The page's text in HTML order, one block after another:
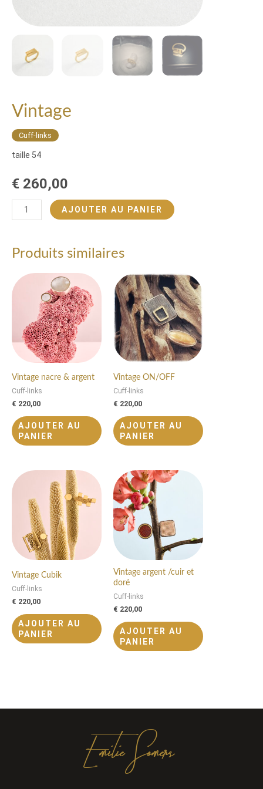
Vintage
Cuff-links
taille 54
€ 260,00
AJOUTER AU PANIER
Produits similaires
Vintage nacre & argent
Cuff-links
€ 220,00
AJOUTER AU
PANIER
Vintage ON/OFF
Cuff-links
€ 220,00
AJOUTER AU
PANIER
Vintage Cubik
Cuff-links
€ 220,00
AJOUTER AU
PANIER
Vintage argent /cuir et
doré
Cuff-links
€ 220,00
AJOUTER AU
PANIER
Emilie Somers